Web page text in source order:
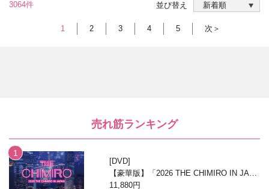
3064件
1 2 3 4 5 次＞
並び替え
売れ筋ランキング
DVD
【豪華版】「2026 THE CHIMIRO IN JAPA
N」DVD
11,880円